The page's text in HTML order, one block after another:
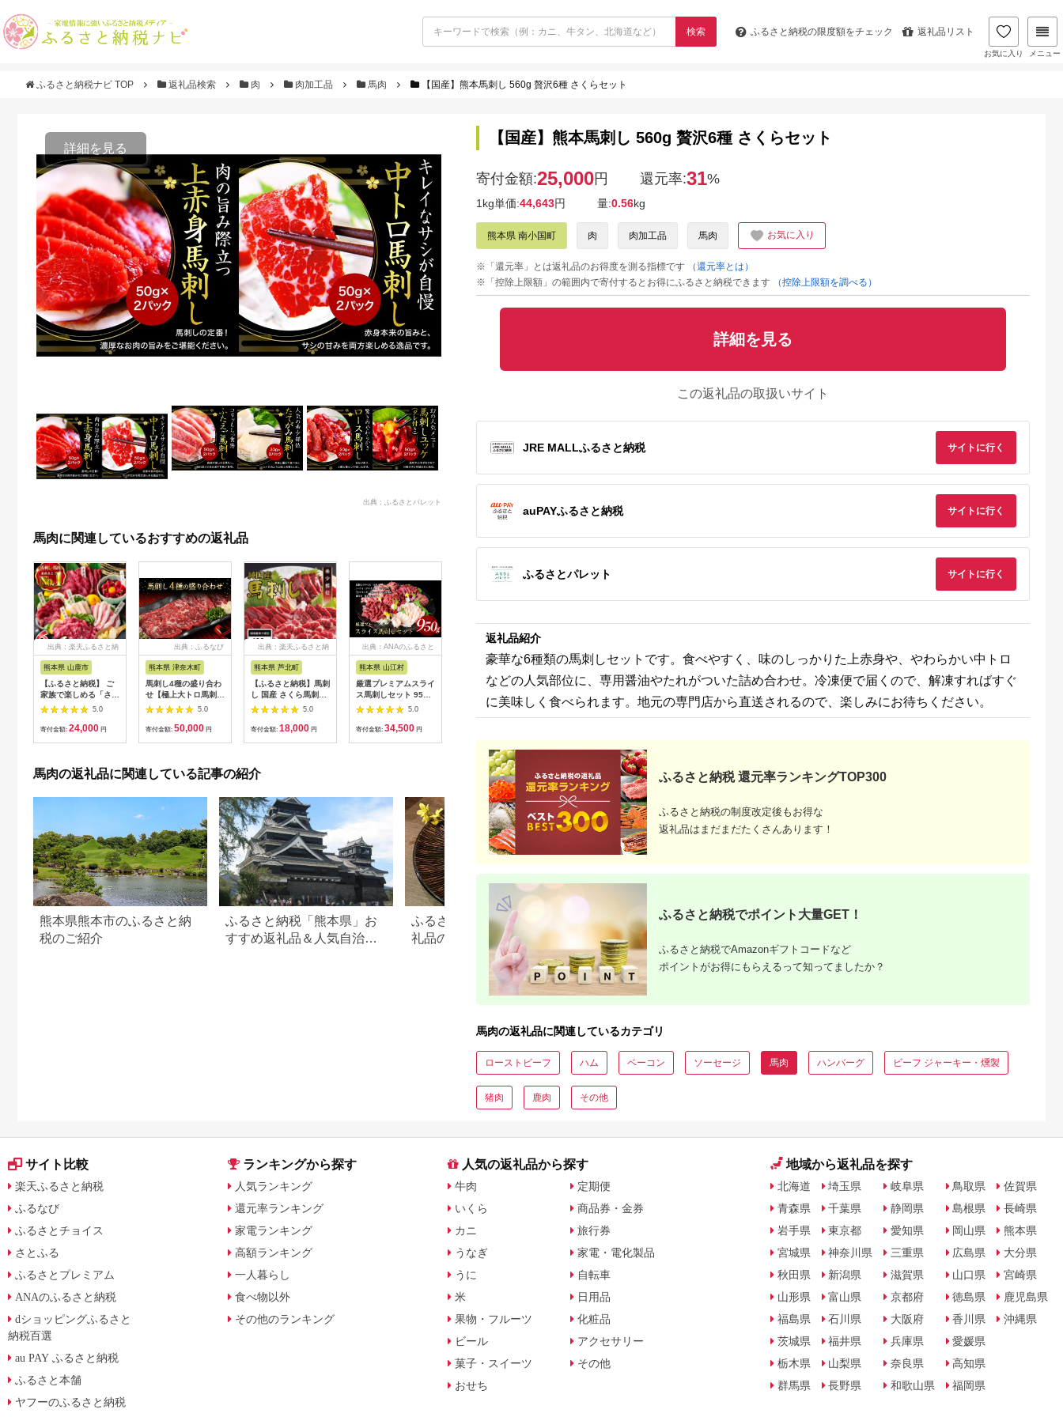
検索 ふるさと納税の限度額をチェック 返礼品リスト
お気に入り メニュー
ふるさと納税ナビ TOP 返礼品検索 肉 肉加工品 馬肉 【国産】熊本馬刺し 560g 贅沢6種 さくらセット
詳細を見る
出典：ふるさとパレット
馬肉に関連しているおすすめの返礼品
出典：楽天ふるさと納
熊本県 山鹿市
【ふるさと納税】 ご
家族で楽しめる「さく
らセット」 計380g 国
産 熊本 馬刺し 食べ比
べ セット 希少部位 上
馬刺 冷凍 おつまみ 馬
5.0
寄付金額: 24,000 円
出典：ふるなび
熊本県 津奈木町
馬刺し4種の盛り合わ
せ【極上大トロ馬刺し
80g/特選霜降り馬刺
し80g/ロース馬刺し
80g×3/赤身馬刺し
5.0
寄付金額: 50,000 円
出典：楽天ふるさと納
熊本県 芦北町
【ふるさと納税】馬刺
し 国産 さくら馬刺し
希少部位セット5.0
寄付金額: 18,000 円
出典：ANAのふるさと
熊本県 山江村
厳選プレミアムスライ
ス馬刺しセット 950g
馬肉 冷凍 《60日以内
に出荷予定(土日祝除
く)》 新鮮 さばきたて
5.0
寄付金額: 34,500 円
熊本県 嘉島町
FKK19-972_馬刺し赤
身ユッケ10個セット
馬刺し 赤身 ユッケ 肉
馬肉
5.0
税
福島県 猪苗代町
【ふるさと納税】国産
馬刺し ギフトセット5
人前(モモ200gロース
200g) 大久保商店 (自
&あごだし醤油付) 馬
刺し 馬肉 味噌 お中元
5.0
熊本県 人吉市
馬刺しユッケ・桜うま
トロ 12食 セット 合
計約660g
5.0
熊本県 八代市
にくよし グルメ馬さ
し 特級セット 赤身 タ
テガミなど 合計650g
5.0
税
熊本県 氷川町
【ふるさと納税】馬刺
し 上赤身 ブロック 国
産 熊本肥育 冷凍 生食
用 たれ付き(100g×2)
(50g×1) 肉 期間限定
年28年 農林水産大臣
賞受賞 熊本県氷川町
5.0
福岡県 久留米市
ふるさと納税 久留米
【100g×5パック】馬
付き (福岡県産)
馬肉の返礼品に関連している記事の紹介
熊本県熊本市のふるさと納
税のご紹介
ふるさと納税「熊本県」お
すすめ返礼品＆人気自治体
ふるさと納税「馬刺し」返
礼品の還元率ランキング！
人気返礼品＆熊本の馬刺し
ふるさと納税のジンギスカ
ンおすすめランキング
【2026年最新版】人気・内
容量で徹底比較
【国産】熊本馬刺し 560g 贅沢6種 さくらセット
寄付金額:25,000円 還元率:31%
1kg単価:44,643円 量:0.56kg
熊本県 南小国町 肉 肉加工品 馬肉 お気に入り
※「還元率」とは返礼品のお得度を測る指標です
（還元率とは）
※「控除上限額」の範囲内で寄付するとお得にふるさと納税できます
（控除上限額を調べる）
詳細を見る
この返礼品の取扱いサイト
JRE MALLふるさと納税 サイトに行く
auPAYふるさと納税 サイトに行く
ふるさとパレット サイトに行く
返礼品紹介
豪華な6種類の馬刺しセットです。食べやすく、味のしっかりた上赤身や、やわらかい中トロ
などの人気部位に、専用醤油やたれがついた詰め合わせ。冷凍便で届くので、解凍すればすぐ
に美味しく食べられます。地元の専門店から直送されるので、楽しみにお待ちください。
ふるさと納税 還元率ランキングTOP300
ふるさと納税の制度改定後もお得な
返礼品はまだまだたくさんあります！
ふるさと納税でポイント大量GET！
ふるさと納税でAmazonギフトコードなど
ポイントがお得にもらえるって知ってましたか？
馬肉の返礼品に関連しているカテゴリ
ローストビーフ ハム ベーコン ソーセージ 馬肉 ハンバーグ ビーフ ジャーキー・燻製
猪肉 鹿肉 その他
サイト比較
楽天ふるさと納税
ふるなび
ふるさとチョイス
さとふる
ふるさとプレミアム
ANAのふるさと納税
dショッピングふるさと
納税百選
au PAY ふるさと納税
ふるさと本舗
ヤフーのふるさと納税
ランキングから探す
人気ランキング
還元率ランキング
家電ランキング
高額ランキング
一人暮らし
食べ物以外
その他のランキング
人気の返礼品から探す
牛肉
いくら
カニ
うなぎ
うに
米
果物・フルーツ
ビール
菓子・スイーツ
おせち
定期便
商品券・金券
旅行券
家電・電化製品
自転車
日用品
化粧品
アクセサリー
その他
地域から返礼品を探す
北海道
青森県
岩手県
宮城県
秋田県
山形県
福島県
茨城県
栃木県
群馬県
埼玉県
千葉県
東京都
神奈川県
新潟県
富山県
石川県
福井県
山梨県
長野県
岐阜県
静岡県
愛知県
三重県
滋賀県
京都府
大阪府
兵庫県
奈良県
和歌山県
鳥取県
島根県
岡山県
広島県
山口県
徳島県
香川県
愛媛県
高知県
福岡県
佐賀県
長崎県
熊本県
大分県
宮崎県
鹿児島県
沖縄県